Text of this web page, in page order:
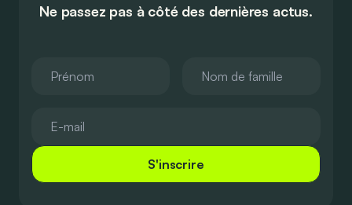
Ne passez pas à côté des dernières actus.
S'inscrire